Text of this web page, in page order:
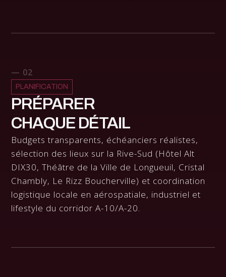
— 02
PLANIFICATION
PRÉPARER
CHAQUE DÉTAIL
Budgets transparents, échéanciers réalistes,
sélection des lieux sur la Rive-Sud (Hôtel Alt
DIX30, Théâtre de la Ville de Longueuil, Cristal
Chambly, Le Rizz Boucherville) et coordination
logistique locale en aérospatiale, industriel et
lifestyle du corridor A-10/A-20.